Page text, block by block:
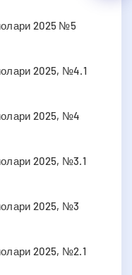
2025 №5
2025, №4.1
2025, №4
2025, №3.1
2025, №3
2025, №2.1